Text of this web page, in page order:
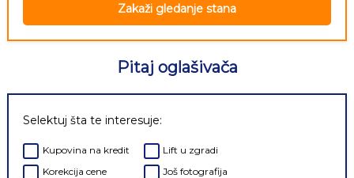
Zakaži gledanje stana
Pitaj oglašivača
Selektuj šta te interesuje:
Kupovina na kredit
Korekcija cene
Lift u zgradi
Još fotografija